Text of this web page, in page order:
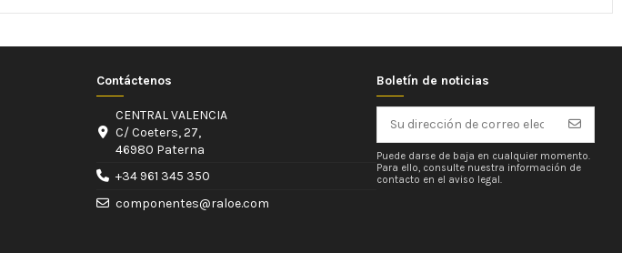
Contáctenos
CENTRAL VALENCIA
C/ Coeters, 27,
46980 Paterna
+34 961 345 350
componentes@raloe.com
Boletín de noticias
Puede darse de baja en cualquier momento.
Para ello, consulte nuestra información de
contacto en el aviso legal.